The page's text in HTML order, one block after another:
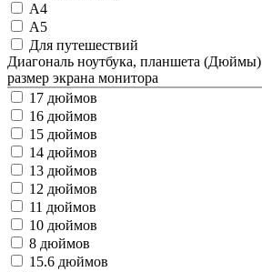
А4
А5
Для путешествий
Диагональ ноутбука, планшета (Дюймы)
размер экрана монитора
17 дюймов
16 дюймов
15 дюймов
14 дюймов
13 дюймов
12 дюймов
11 дюймов
10 дюймов
8 дюймов
15.6 дюймов